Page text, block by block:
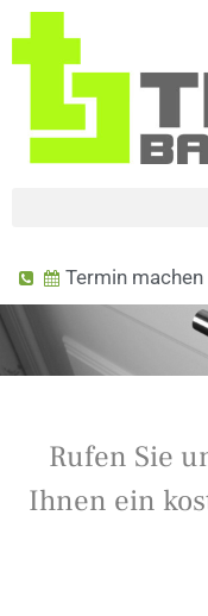
Termin machen
Rufen Sie
Ihnen ein